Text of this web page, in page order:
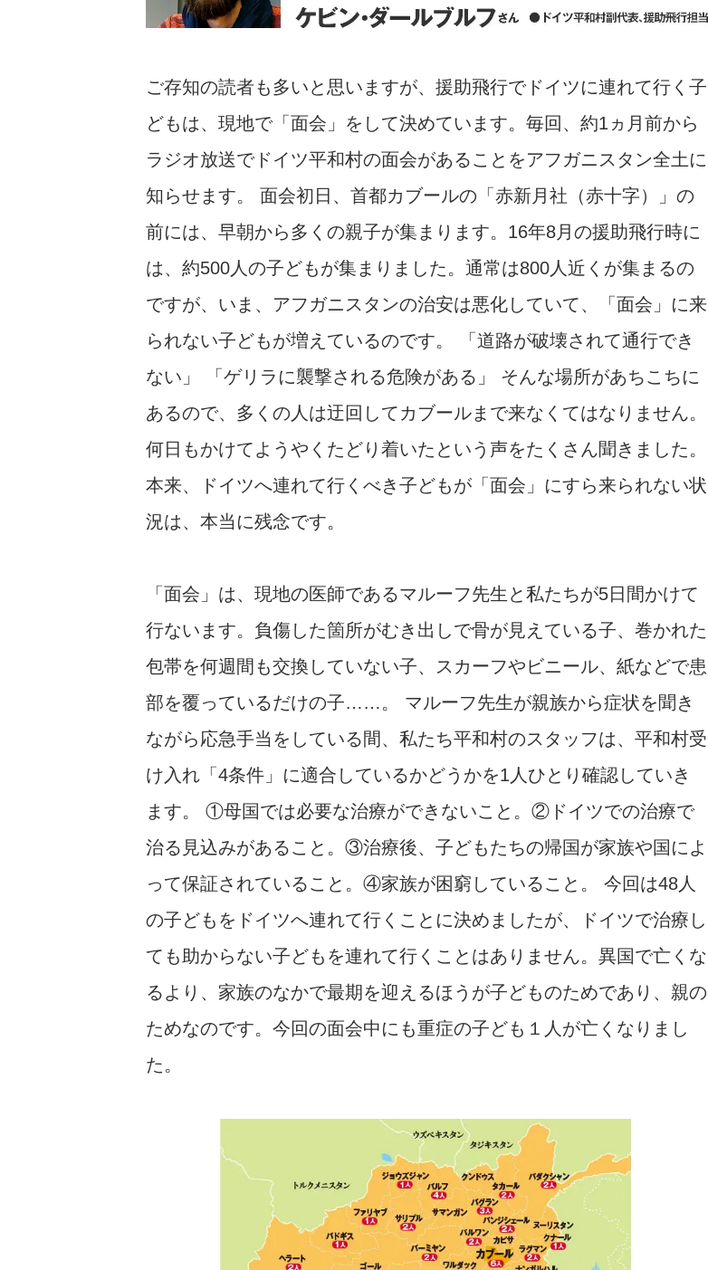
ご存知の読者も多いと思いますが、援助飛行でドイツに連れて行く子
どもは、現地で「面会」をして決めています。毎回、約1ヵ月前から
ラジオ放送でドイツ平和村の面会があることをアフガニスタン全土に
知らせます。 面会初日、首都カブールの「赤新月社（赤十字）」の
前には、早朝から多くの親子が集まります。16年8月の援助飛行時に
は、約500人の子どもが集まりました。通常は800人近くが集まるの
ですが、いま、アフガニスタンの治安は悪化していて、「面会」に来
られない子どもが増えているのです。 「道路が破壊されて通行でき
ない」 「ゲリラに襲撃される危険がある」 そんな場所があちこちに
あるので、多くの人は迂回してカブールまで来なくてはなりません。
何日もかけてようやくたどり着いたという声をたくさん聞きました。
本来、ドイツへ連れて行くべき子どもが「面会」にすら来られない状
況は、本当に残念です。
「面会」は、現地の医師であるマルーフ先生と私たちが5日間かけて
行ないます。負傷した箇所がむき出しで骨が見えている子、巻かれた
包帯を何週間も交換していない子、スカーフやビニール、紙などで患
部を覆っているだけの子……。 マルーフ先生が親族から症状を聞き
ながら応急手当をしている間、私たち平和村のスタッフは、平和村受
け入れ「4条件」に適合しているかどうかを1人ひとり確認していき
ます。 ①母国では必要な治療ができないこと。②ドイツでの治療で
治る見込みがあること。③治療後、子どもたちの帰国が家族や国によ
って保証されていること。④家族が困窮していること。 今回は48人
の子どもをドイツへ連れて行くことに決めましたが、ドイツで治療し
ても助からない子どもを連れて行くことはありません。異国で亡くな
るより、家族のなかで最期を迎えるほうが子どものためであり、親の
ためなのです。今回の面会中にも重症の子ども１人が亡くなりまし
た。